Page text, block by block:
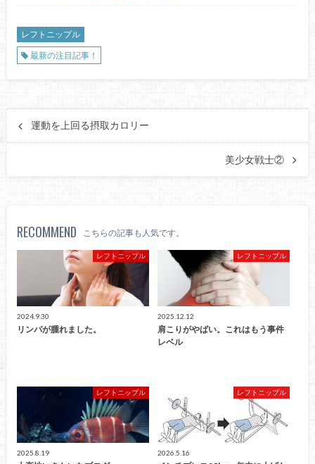
レフトニップル
最新の注目記事！
運動を上回る摂取カロリー
美少女戦士②
RECOMMEND こちらの記事も人気です。
レフトニップル
2024.9.30
リンパが腫れました。
レフトニップル
2025.12.12
肩こりがやばい。これはもう事件
レベル
レフトニップル
2025.8.19
レフトニップル
2026.5.16